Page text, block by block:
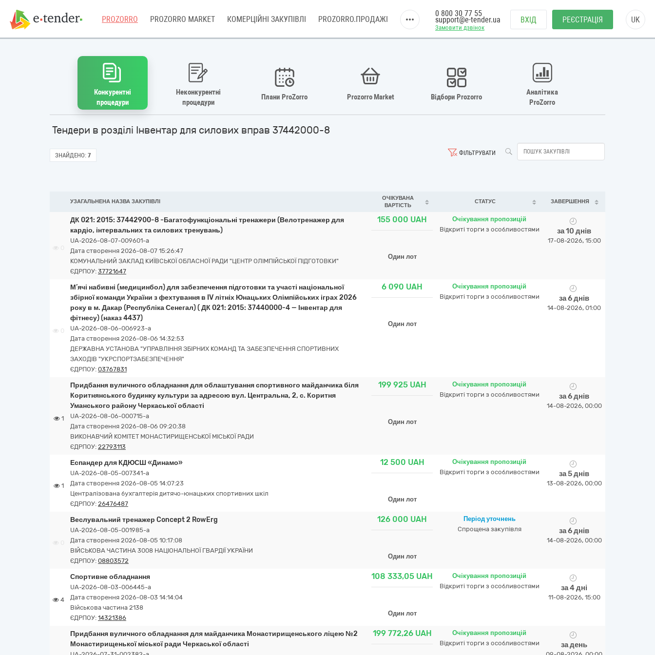
PROZORRO PROZORRO MARKET КОМЕРЦІЙНІ ЗАКУПІВЛІ PROZORRO.ПРОДАЖІ
Замовити дзвінок
0 800 30 77 55
support@e-tender.ua ВХІД РЕЄСТРАЦІЯ UK
Конкурентні
процедури
Неконкурентні
процедури
Плани ProZorro Prozorro Market Відбори Prozorro
Аналітика
ProZorro
Тендери в розділі Інвентар для силових вправ 37442000-8
ФІЛЬТРУВАТИ
ЗНАЙДЕНО: 7
УЗАГАЛЬНЕНА НАЗВА ЗАКУПІВЛІ
ОЧІКУВАНА
ВАРТІСТЬ
СТАТУС ЗАВЕРШЕННЯ
ДК 021: 2015: 37442900-8 -Багатофункціональні тренажери (Велотренажер для
кардіо, інтервальних та силових тренувань)
UA-2026-08-07-009601-a
Дата створення 2026-08-07 15:26:47
КОМУНАЛЬНИЙ ЗАКЛАД КИЇВСЬКОЇ ОБЛАСНОЇ РАДИ "ЦЕНТР ОЛІМПІЙСЬКОЇ ПІДГОТОВКИ"
ЄДРПОУ: 37721647
155 000 UAH
Один лот
Очікування пропозицій
Відкриті торги з особливостями
за 10 днів
17-08-2026, 15:00
0
М’ячі набивні (медицинбол) для забезпечення підготовки та участі національної
збірної команди України з фехтування в IV літніх Юнацьких Олімпійських іграх 2026
року в м. Дакар (Республіка Сенегал) ( ДК 021: 2015: 37440000-4 — Інвентар для
фітнесу) (наказ 4437)
UA-2026-08-06-006923-a
Дата створення 2026-08-06 14:32:53
ДЕРЖАВНА УСТАНОВА "УПРАВЛІННЯ ЗБІРНИХ КОМАНД ТА ЗАБЕЗПЕЧЕННЯ СПОРТИВНИХ
ЗАХОДІВ "УКРСПОРТЗАБЕЗПЕЧЕННЯ"
ЄДРПОУ: 03767831
6 090 UAH
Один лот
Очікування пропозицій
Відкриті торги з особливостями
за 6 днів
14-08-2026, 01:00
1
Придбання вуличного обладнання для облаштування спортивного майданчика біля
Коритнянського будинку культури за адресою вул. Центральна, 2, с. Коритня
Уманського району Черкаської області
UA-2026-08-06-000715-a
Дата створення 2026-08-06 09:20:38
ВИКОНАВЧИЙ КОМІТЕТ МОНАСТИРИЩЕНСЬКОЇ МІСЬКОЇ РАДИ
ЄДРПОУ: 22793113
199 925 UAH
Один лот
Очікування пропозицій
Відкриті торги з особливостями
за 6 днів
14-08-2026, 00:00
1
Еспандер для КДЮСШ «Динамо»
UA-2026-08-05-007341-a
Дата створення 2026-08-05 14:07:23
Централізована бухгалтерія дитячо-юнацьких спортивних шкіл
ЄДРПОУ: 26476487
12 500 UAH
Один лот
Очікування пропозицій
Відкриті торги з особливостями
за 5 днів
13-08-2026, 00:00
Веслувальний тренажер Concept 2 RowErg
UA-2026-08-05-001985-a
Дата створення 2026-08-05 10:17:08
ВІЙСЬКОВА ЧАСТИНА 3008 НАЦІОНАЛЬНОЇ ГВАРДІЇ УКРАЇНИ
ЄДРПОУ: 08803572
126 000 UAH
Один лот
Період уточнень
Спрощена закупівля
за 6 днів
14-08-2026, 00:00
4
Спортивне обладнання
UA-2026-08-03-006445-a
Дата створення 2026-08-03 14:14:04
Військова частина 2138
ЄДРПОУ: 14321386
108 333,05 UAH
Один лот
Очікування пропозицій
Відкриті торги з особливостями
за 4 дні
11-08-2026, 15:00
Придбання вуличного обладнання для майданчика Монастирищенського ліцею №2
Монастирищенької міської ради Черкаської області
199 772,26 UAH
Очікування пропозицій
Відкриті торги з особливостями
за день